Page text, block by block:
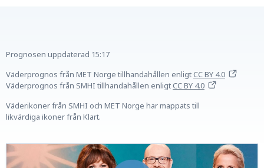
Prognosen uppdaterad 15:17
Väderprognos från MET Norge tillhandahållen enligtCC BY 4.0
Väderprognos från SMHI tillhandahållen enligtCC BY 4.0
Väderikoner från SMHI och MET Norge har mappats till
likvärdiga ikoner från Klart.